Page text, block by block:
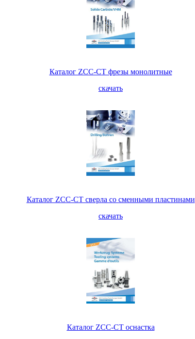
Каталог ZCC-CT фрезы монолитные
скачать
Каталог ZCC-CT сверла со сменными пластинами
скачать
Каталог ZCC-CT оснастка